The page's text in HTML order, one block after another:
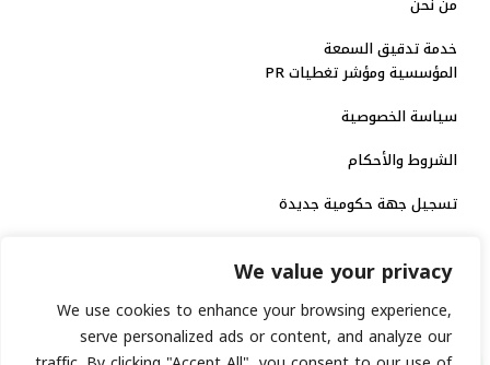
We value your privacy
We use cookies to enhance your browsing experience,
serve personalized ads or content, and analyze our
خدمة تدقيق السمعة
المؤسسية ومؤشر تغطيات PR
سياسة الخصوصية
الشروط والأحكام
تسجيل جهة حكومية جديدة
الاعتماد الرسمي
منصة إخبارية مرخصة
انشر خبرك